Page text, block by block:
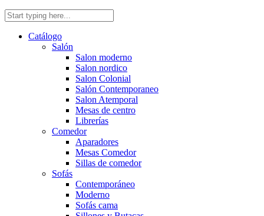
Catálogo
Salón
Salon moderno
Salon nordico
Salon Colonial
Salón Contemporaneo
Salon Atemporal
Mesas de centro
Librerías
Comedor
Aparadores
Mesas Comedor
Sillas de comedor
Sofás
Contemporáneo
Moderno
Sofás cama